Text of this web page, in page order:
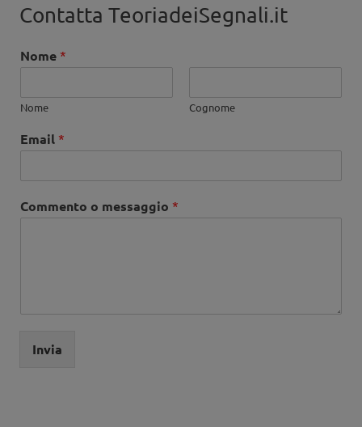
Contatta TeoriadeiSegnali.it
Nome *
Nome Cognome
Email *
Commento o messaggio *
Invia